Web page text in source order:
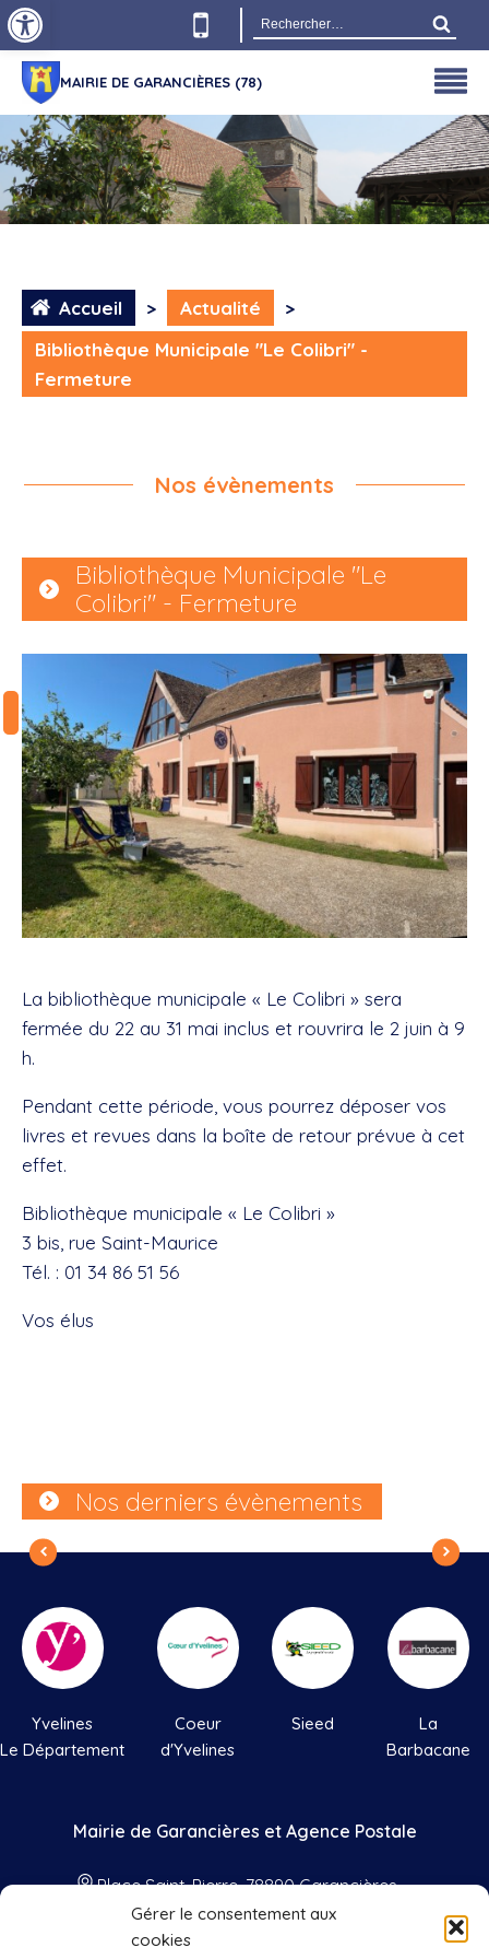
Gérer le consentement aux
cookies
Rechercher :
MAIRIE DE GARANCIÈRES (78)
Accueil > Actualité
>
Bibliothèque Municipale "Le Colibri" -
Fermeture
Nos évènements
Bibliothèque Municipale "Le
Colibri" - Fermeture
La bibliothèque municipale « Le Colibri » sera
fermée du 22 au 31 mai inclus et rouvrira le 2 juin à 9
h.
Pendant cette période, vous pourrez déposer vos
livres et revues dans la boîte de retour prévue à cet
effet.
Bibliothèque municipale « Le Colibri »
3 bis, rue Saint-Maurice
Tél. : 01 34 86 51 56
Vos élus
Nos derniers évènements
Yvelines
Le Département
Coeur
d'Yvelines
Sieed
La
Barbacane
Mairie de Garancières et Agence Postale
Place Saint-Pierre, 78890 Garancières
01 34 86 41 33